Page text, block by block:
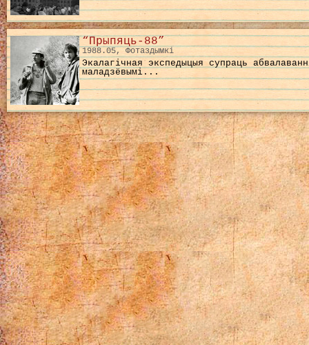
“Прыпяць-88”
1988.05, Фотаздымкі
Экалагічная экспедыцыя супраць
маладзёвымі...